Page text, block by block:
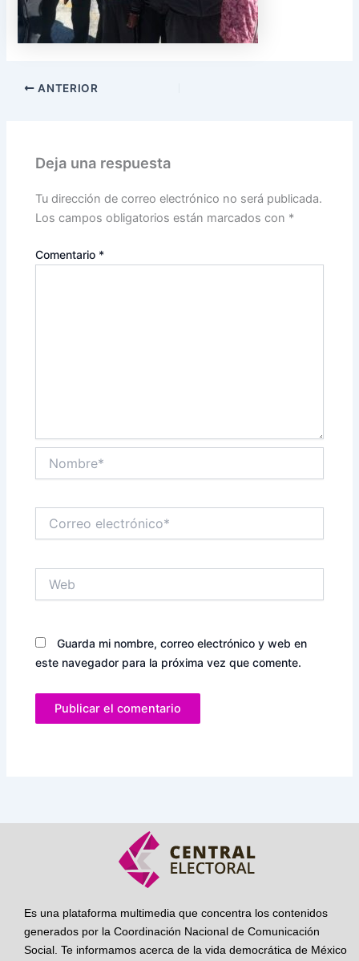
ANTERIOR
Deja una respuesta
Tu dirección de correo electrónico no será publicada.
Los campos obligatorios están marcados con *
Comentario *
electrónico*
Guarda mi nombre, correo electrónico y web en
este navegador para la próxima vez que comente.
Es una plataforma multimedia que concentra los contenidos
generados por la Coordinación Nacional de Comunicación
Social. Te informamos acerca de la vida democrática de México